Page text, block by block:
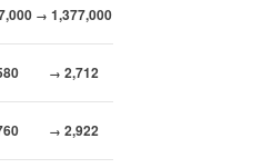
→ 1,377,000
→ 2,712
→ 2,922